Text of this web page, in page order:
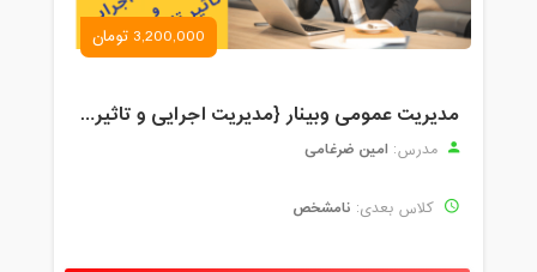
3,200,000 تومان
مدیریت عمومی وبینار {مدیریت اجرایی و تاثیرات تکنولوژی}
مدرس: امین ضرغامی
کلاس بعدی: نامشخص